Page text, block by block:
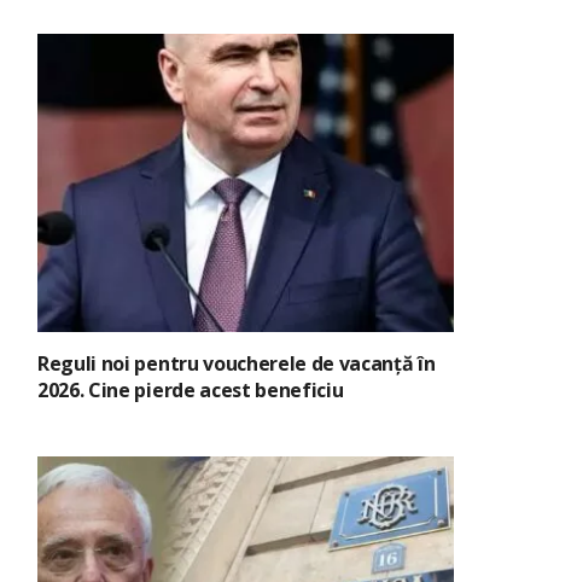
Reguli noi pentru voucherele de vacanță în
2026. Cine pierde acest beneficiu